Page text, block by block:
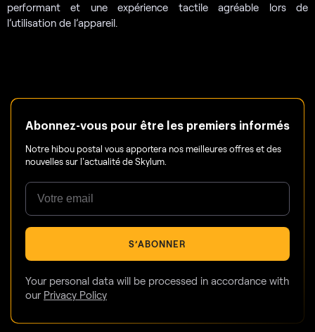
performant et une expérience tactile agréable lors de
l’utilisation de l’appareil.
Abonnez-vous pour être les premiers informés
Notre hibou postal vous apportera nos meilleures offres et des
nouvelles sur l'actualité de Skylum.
S’ABONNER
Your personal data will be processed in accordance with
our Privacy Policy